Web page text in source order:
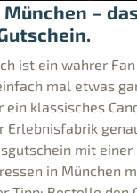
–
ist ein wahrer
mal etwas
ein klassisches
Erlebnisfabrik
mit einer
in München